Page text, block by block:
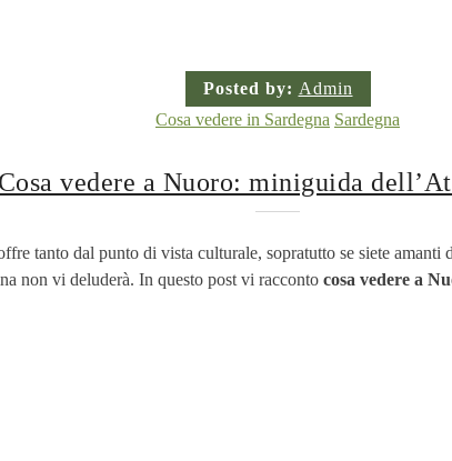
Posted by: Admin
Cosa vedere in Sardegna Sardegna
Cosa vedere a Nuoro: miniguida
tanto dal punto di vista culturale, sopratutto se siete amanti
non vi deluderà. In questo post vi racconto cosa vedere a